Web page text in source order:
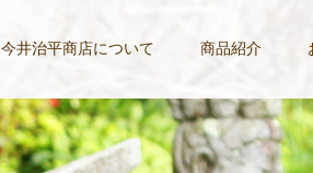
今井治平商店について 商品紹介